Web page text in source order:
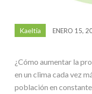
Kaeltia ENERO 15,
¿Cómo aumentar la
en un clima cada vez
población en